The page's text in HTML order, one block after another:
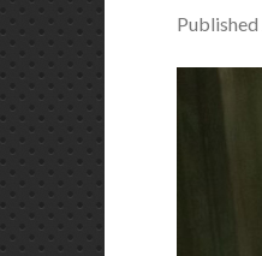
Published